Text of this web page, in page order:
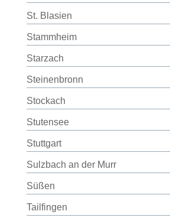
St. Blasien
Stammheim
Starzach
Steinenbronn
Stockach
Stutensee
Stuttgart
Sulzbach an der Murr
Süßen
Tailfingen